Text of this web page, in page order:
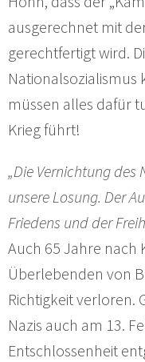
ausgerechnet mit
gerechtfertigt wird.
Nationalsozialismus
müssen alles dafür
Krieg führt!
„Die Vernichtung des
unsere Losung. Der
Friedens und der
Auch 65 Jahre nach
Überlebenden von
Richtigkeit verloren.
Nazis auch am 13.
Entschlossenheit